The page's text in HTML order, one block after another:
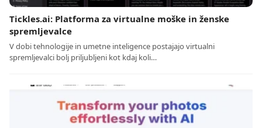
Tickles.ai: Platforma za virtualne moške in ženske
spremljevalce
V dobi tehnologije in umetne inteligence postajajo virtualni
spremljevalci bolj priljubljeni kot kdaj koli…